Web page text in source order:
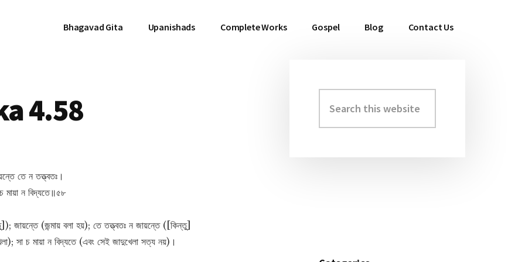
Bhagavad Gita Upanishads Complete Works Gospel Blog Contact Us
4.58
তে ন তত্ত্বতঃ।
মায়া ন বিদ্যতে॥৫৮
জায়ন্তে (জন্মায় বলা হয়); তে তত্ত্বতঃ ন জায়ন্তে ([কিন্তু]
সা চ মায়া ন বিদ্যতে (এবং সেই জাদুখেলা সত্য নয়)।
Primary
Sidebar
this
website